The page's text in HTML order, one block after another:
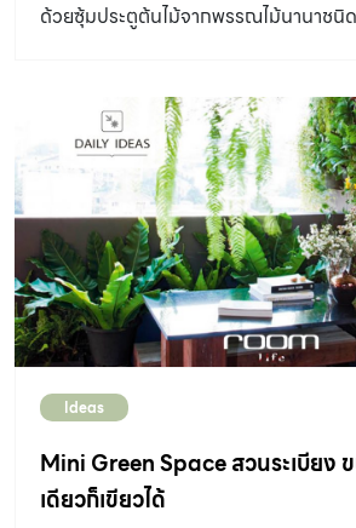
ด้วยซุ้มประตูต้นไม้จากพรรณไม้นานาชนิด
Ideas
Mini Green Space สวนระเบียง
เดียวก็เขียวได้